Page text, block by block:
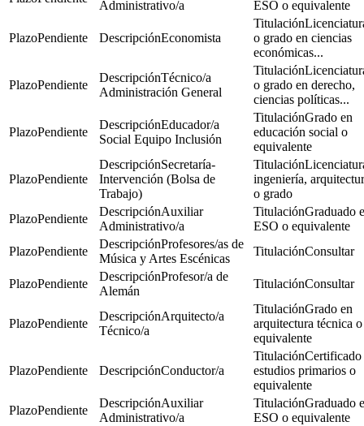
Administrativo/a ESO o equivalente
Pendiente Economista
o grado en ciencias
económicas...
Pendiente
Técnico/a
Administración General
o grado en derecho,
ciencias políticas...
Pendiente
Educador/a
Social Equipo Inclusión
Grado en
educación social o
equivalente
Pendiente
Secretaría-
Intervención (Bolsa de
Trabajo)
ingeniería,
o grado
Pendiente
Auxiliar
Administrativo/a
Graduado
ESO o equivalente
Pendiente
Profesores/as de
Música y Artes Escénicas
Consultar
Pendiente
Profesor/a de
Alemán
Consultar
Pendiente
Arquitecto/a
Técnico/a
Grado en
arquitectura técnica o
equivalente
Pendiente Conductor/a
Certificado
estudios primarios o
equivalente
Pendiente
Auxiliar
Administrativo/a
Graduado
ESO o equivalente